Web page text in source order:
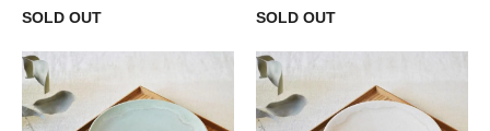
SOLD OUT
SOLD OUT